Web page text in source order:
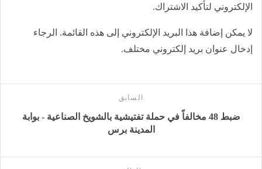
الإلكتروني لتأكيد الاشتراك.
لا يمكن إضافة هذا البريد الإلكتروني إلى هذه القائمة. الرجاء
إدخال عنوان بريد إلكتروني مختلف.
السابق
ضبط 48 مخالفاً في حملة تفتيشية بالشويخ الصناعية - بوابة
المدينة برس